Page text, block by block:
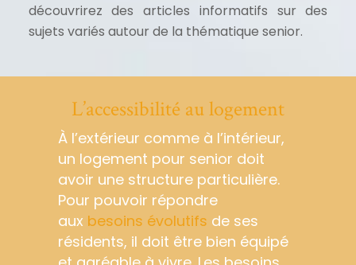
découvrirez des articles informatifs sur des
sujets variés autour de la thématique senior.
L’accessibilité au logement
À l’extérieur comme à l’intérieur,
un logement pour senior doit
avoir une structure particulière.
Pour pouvoir répondre
aux besoins évolutifs de ses
résidents, il doit être bien équipé